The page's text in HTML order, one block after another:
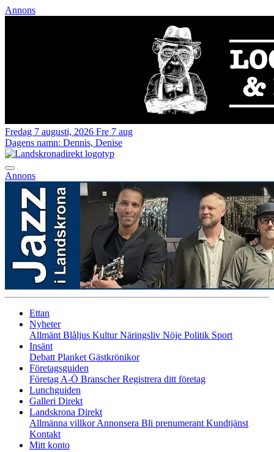
Annons
Fredag 7 augusti, 2026 Fre 7 aug
Dagens namn: Dennis, Denise
Annons
Ettan
Nyheter
Allmänt Blåljus KulturNäringsliv Nöje Politik Sport
Insänt
Debatt Planket Gästkrönikor
Företagsguiden
Företag A-Ö BranscherRegistrera ditt företag
Lunchguiden
Galleri Direkt
Landskrona Direkt
Allmänna villkorAnnonsera Bli prenumerant Kundtjänst
Kontakt
Mitt konto